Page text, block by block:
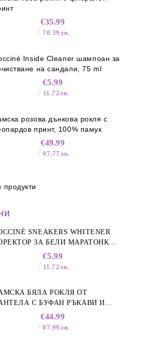
€35.99
70.39лв.
Inside Cleaner шампоан за
на сандали, 75 ml
€5.99
11.72лв.
розова дънкова рокля с
принт, 100% памук
€49.99
97.77лв.
SNEAKERS WHITENER
ЗА БЕЛИ МАРАТОНКИ,
€5.99
11.72лв.
БЯЛА РОКЛЯ ОТ
С БУФАН РЪКАВИ И
€44.99
87.99лв.